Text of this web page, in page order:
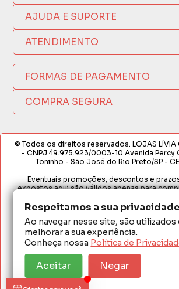
Respeitamos a sua
Ao navegar nesse site, são
melhorar a sua experiência.
Conheça nossa Política de
Aceitar Negar
Quem Somos
Compra Segura
Como Comprar
Nossas Lojas
Política de Privacidade
AJUDA E SUPORTE
Nosso Aplicativo
Trocas e Devoluções
Formas de Pagamento
Fretes e Entregas
Fabricantes
Termos de Compra e Venda
ATENDIMENTO
(17) 3209-9595
sacweb@lojaslivia.com.br
FORMAS DE PAGAMENTO
COMPRA SEGURA
© Todos os direitos reservados. LOJAS LÍVIA
- CNPJ 49.975.923/0003-10 Avenida Percy
Toninho - São José do Rio Preto/SP -
Eventuais promoções, descontos e
expostos aqui são válidos apenas para
Loja. É proibida a utilização total ou parcial
Em caso de divergência de preços no site, o
Carrinho de Compras. Preços e condições
exclusivos para compras via internet.
término de nossos estoques para internet.
análise e confirmação de